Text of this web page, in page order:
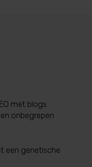
met blogs
onbegrepen
een genetische